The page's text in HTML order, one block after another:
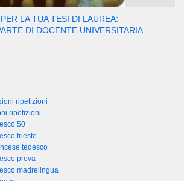
LA TUA TESI DI LAUREA:
DI DOCENTE UNIVERSITARIA
ripetizioni
ripetizioni
50
trieste
tedesco
prova
madrelingua